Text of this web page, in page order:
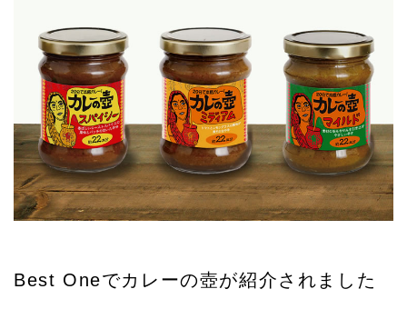
Best Oneでカレーの壺が紹介されました